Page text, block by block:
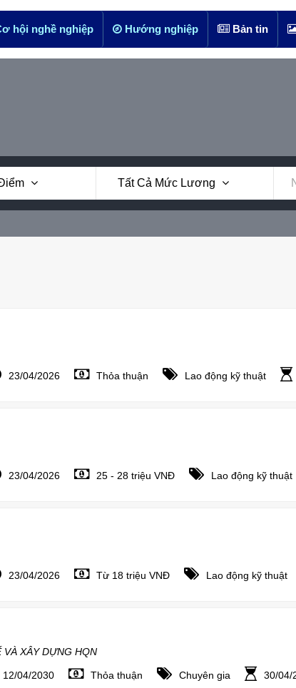
hội nghề nghiệp Hướng nghiệp Bản tin
Tất Cả Mức Lương
23/04/2026 Thỏa thuận Lao động kỹ thuật
23/04/2026 25 - 28 triệu VNĐ Lao động kỹ thuật
23/04/2026 Từ 18 triệu VNĐ Lao động kỹ thuật
XÂY DỰNG HQN
12/04/2030 Thỏa thuận Chuyên gia 30/04/